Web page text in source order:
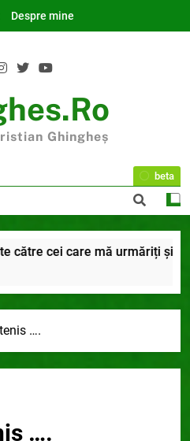
Despre mine
Ghingheș
beta
către cei care mă urmăriți și mă
….
….